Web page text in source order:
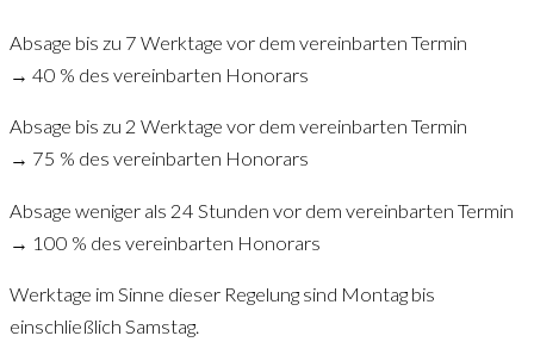
Absage bis zu 7 Werktage vor dem vereinbarten Termin
→ 40 % des vereinbarten Honorars
Absage bis zu 2 Werktage vor dem vereinbarten Termin
→ 75 % des vereinbarten Honorars
Absage weniger als 24 Stunden vor dem vereinbarten Termin
→ 100 % des vereinbarten Honorars
Werktage im Sinne dieser Regelung sind Montag bis
einschließlich Samstag.